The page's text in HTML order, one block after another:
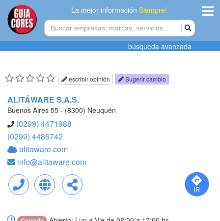
La mejor informaciónSiempre!
Agregar
Tiendacores
Contactenos
búsqueda avanzada
escribir opinión Sugerir cambio
ALITÁWARE S.A.S.
Buenos Aires 55 - (8300) Neuquén
(0299) 4471988
(0299) 4486742
alitaware.com
info@alitaware.com
Llamar Web Compartir